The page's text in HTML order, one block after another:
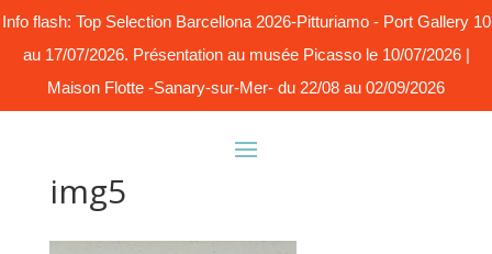
Info flash: Top Selection Barcellona 2026-Pitturiamo - Port Gallery 10
au 17/07/2026. Présentation au musée Picasso le 10/07/2026 |
Maison Flotte -Sanary-sur-Mer- du 22/08 au 02/09/2026
img5